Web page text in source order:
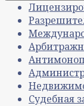
Судебная